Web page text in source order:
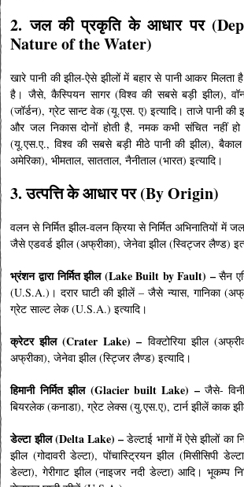
2. जल की प्रकृति के आधार पर
Nature of the Water)
खारे पानी की झील-ऐसे झीलों में बहार से पानी आकर मिलता
है। जैसे, कैस्पियन सागर (विश्व की सबसे बड़ी झील),
(जॉर्डन), ग्रेट सान्ट वेक (यू.एस. ए) इत्यादि। ताजे पानी की
और जल निकास दोनों होती है, नमक कभी संचित नहीं हो
(यू.एस.ए., विश्व की सबसे बड़ी मीठे पानी की झील),
अमेरिका), भीमताल, सातताल, नैनीताल (भारत) इत्यादि।
3. उत्पत्ति के आधार पर (By Origin)
वलन से निर्मित झील-वलन क्रिया से निर्मित अभिनातियों में
जैसे एडवर्ड झील (अफ्रीका), जेनेवा झील (स्विट्जर लैण्ड)
भ्रंशन द्वारा निर्मित झील (Lake Built byFault) –सैन
(U.S.A.)। दरार घाटी की झीलें – जैसे न्यास, गानिका
ग्रेट साल्ट लेक (U.S.A.) इत्यादि।
क्रेटर झील (Crater Lake) – विक्टोरिया झील
अफ्रीका), जेनेवा झील (स्ट्जिर लैण्ड) इत्यादि।
हिमानी निर्मित झील (Glacier built Lake) –जैसे-
बियरलेक (कनाडा), ग्रेट लेक्स (यु.एस.ए), टार्न झीलें काक
डेल्टा झील (Delta Lake) –डेल्टाई भागों में ऐसे झीलों का
झील (गोदावरी डेल्टा), पोंचास्ट्रियन झील (मिसीसिपी
डेल्टा), गेरीगाट झील (नाइजर नदी डेल्टा) आदि। भूकम्प